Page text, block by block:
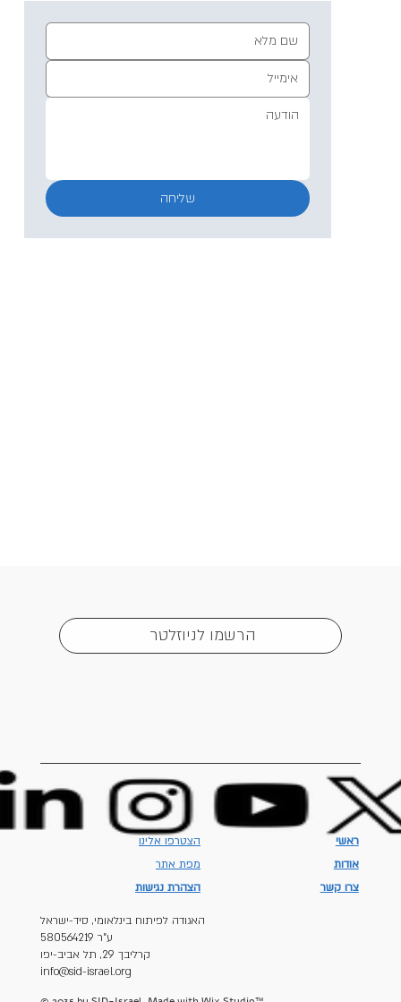
שליחה
הרשמו לניוזלטר
ראשי
הצטרפו אלינו
אודות
מפת אתר
צרו קשר
הצהרת נגישות
האגודה לפיתוח בינלאומי, סיד-ישראל
ע"ר 580564219
קרליבך 29, תל אביב-יפו
info@sid-israel.org